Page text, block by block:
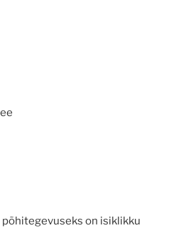
põhitegevuseks on isiklikku